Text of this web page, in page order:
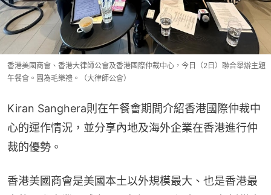
香港美國商會、香港大律師公會及香港國際仲裁中心，今日（2日）聯合舉辦主題
午餐會。圖為毛樂禮。（大律師公會）
Kiran Sanghera則在午餐會期間介紹香港國際仲裁中
心的運作情況，並分享內地及海外企業在香港進行仲
裁的優勢。
香港美國商會是美國本土以外規模最大、也是香港最